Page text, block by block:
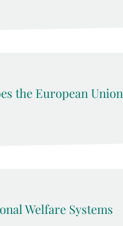
the European Union
Welfare Systems